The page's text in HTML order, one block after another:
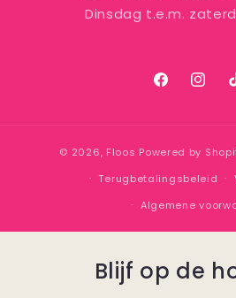
Dinsdag t.e.m.
Facebook
© 2026, Floos Powered by
Terugbetalingsbeleid
Algemene
Blijf op de